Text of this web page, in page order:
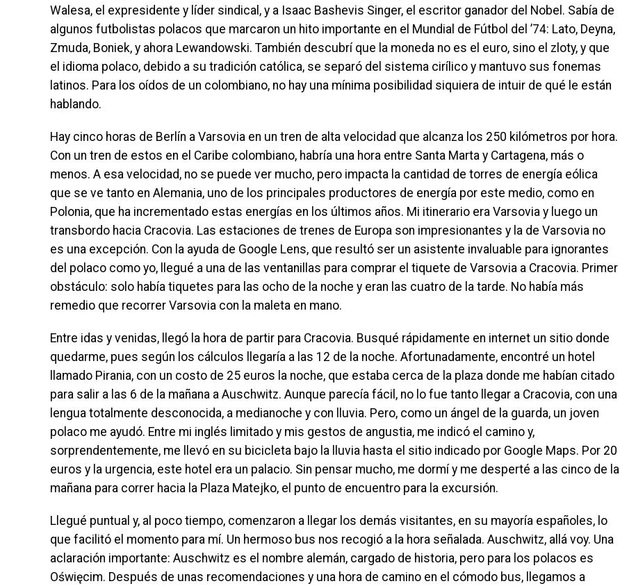
Walesa, el expresidente y líder sindical, y a Isaac Bashevis Singer, el escritor ganador del Nobel. Sabía de
algunos futbolistas polacos que marcaron un hito importante en el Mundial de Fútbol del ’74: Lato, Deyna,
Zmuda, Boniek, y ahora Lewandowski. También descubrí que la moneda no es el euro, sino el zloty, y que
el idioma polaco, debido a su tradición católica, se separó del sistema cirílico y mantuvo sus fonemas
latinos. Para los oídos de un colombiano, no hay una mínima posibilidad siquiera de intuir de qué le están
hablando.
Hay cinco horas de Berlín a Varsovia en un tren de alta velocidad que alcanza los 250 kilómetros por hora.
Con un tren de estos en el Caribe colombiano, habría una hora entre Santa Marta y Cartagena, más o
menos. A esa velocidad, no se puede ver mucho, pero impacta la cantidad de torres de energía eólica
que se ve tanto en Alemania, uno de los principales productores de energía por este medio, como en
Polonia, que ha incrementado estas energías en los últimos años. Mi itinerario era Varsovia y luego un
transbordo hacia Cracovia. Las estaciones de trenes de Europa son impresionantes y la de Varsovia no
es una excepción. Con la ayuda de Google Lens, que resultó ser un asistente invaluable para ignorantes
del polaco como yo, llegué a una de las ventanillas para comprar el tiquete de Varsovia a Cracovia. Primer
obstáculo: solo había tiquetes para las ocho de la noche y eran las cuatro de la tarde. No había más
remedio que recorrer Varsovia con la maleta en mano.
Entre idas y venidas, llegó la hora de partir para Cracovia. Busqué rápidamente en internet un sitio donde
quedarme, pues según los cálculos llegaría a las 12 de la noche. Afortunadamente, encontré un hotel
llamado Pirania, con un costo de 25 euros la noche, que estaba cerca de la plaza donde me habían citado
para salir a las 6 de la mañana a Auschwitz. Aunque parecía fácil, no lo fue tanto llegar a Cracovia, con una
lengua totalmente desconocida, a medianoche y con lluvia. Pero, como un ángel de la guarda, un joven
polaco me ayudó. Entre mi inglés limitado y mis gestos de angustia, me indicó el camino y,
sorprendentemente, me llevó en su bicicleta bajo la lluvia hasta el sitio indicado por Google Maps. Por 20
euros y la urgencia, este hotel era un palacio. Sin pensar mucho, me dormí y me desperté a las cinco de la
mañana para correr hacia la Plaza Matejko, el punto de encuentro para la excursión.
Llegué puntual y, al poco tiempo, comenzaron a llegar los demás visitantes, en su mayoría españoles, lo
que facilitó el momento para mí. Un hermoso bus nos recogió a la hora señalada. Auschwitz, allá voy. Una
aclaración importante: Auschwitz es el nombre alemán, cargado de historia, pero para los polacos es
Oświęcim. Después de unas recomendaciones y una hora de camino en el cómodo bus, llegamos a